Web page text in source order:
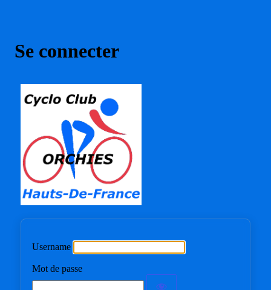
Se connecter
Username
Mot de passe